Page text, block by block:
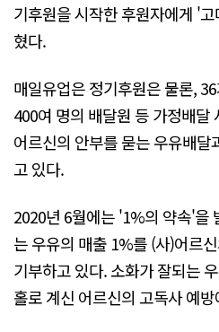
기후원을 시작한 후원자에게 '
혔다.
매일유업은 정기후원은 물론,
400여 명의 배달원 등 가정배달
어르신의 안부를 묻는 우유배
고 있다.
2020년 6월에는 '1%의 약속'을
는 우유의 매출 1%를 (사)어르
기부하고 있다. 소화가 잘되는
홀로 계신 어르신의 고독사 예